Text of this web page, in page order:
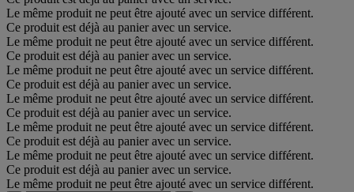
Le même produit ne peut être ajouté avec un service différent.
Ce produit est déjà au panier avec un service.
Le même produit ne peut être ajouté avec un service différent.
Ce produit est déjà au panier avec un service.
Le même produit ne peut être ajouté avec un service différent.
Ce produit est déjà au panier avec un service.
Le même produit ne peut être ajouté avec un service différent.
Ce produit est déjà au panier avec un service.
Le même produit ne peut être ajouté avec un service différent.
Ce produit est déjà au panier avec un service.
Le même produit ne peut être ajouté avec un service différent.
Ce produit est déjà au panier avec un service.
Le même produit ne peut être ajouté avec un service différent.